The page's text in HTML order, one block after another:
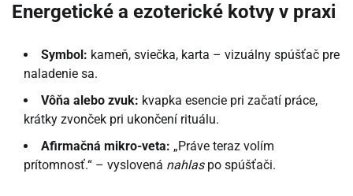
Energetické a ezoterické kotvy v praxi
Symbol: kameň, sviečka, karta – vizuálny spúšťač pre
naladenie sa.
Vôňa alebo zvuk: kvapka esencie pri začatí práce,
krátky zvonček pri ukončení rituálu.
Afirmačná mikro-veta: „Práve teraz volím
prítomnosť.“ – vyslovená nahlaspo spúšťači.